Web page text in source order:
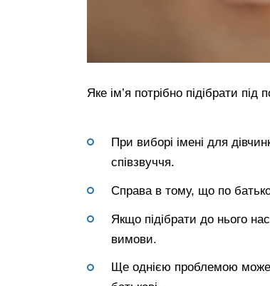
Яке ім’я потрібно підібрати під
При виборі імені для
співзвуччя.
Справа в тому, що по
Якщо підібрати до нього
вимови.
Ще однією проблемою може